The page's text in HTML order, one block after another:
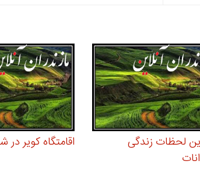
لحظات زندگی
اقامتگاه کویر در